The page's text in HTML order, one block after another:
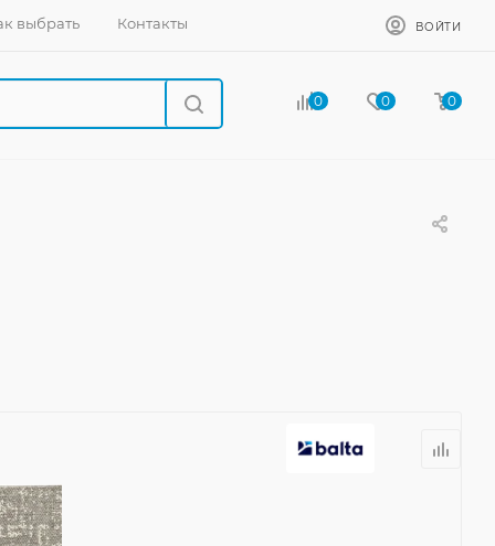
выбрать Контакты ВОЙТИ
0 0 0